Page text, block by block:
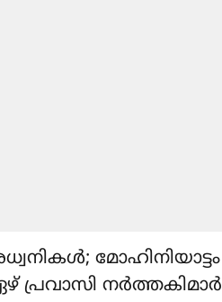
മോഹിനിയാട്ടം
പ്രവാസി നർത്തകിമാർ‌